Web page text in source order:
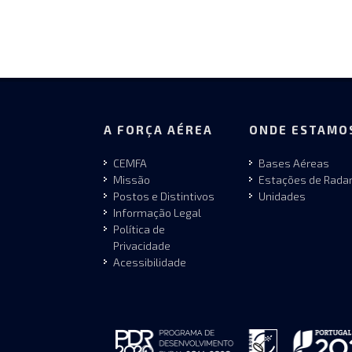
A FORÇA AÉREA
CEMFA
Missão
Postos e Distintivos
Informação Legal
Política de
Privacidade
Acessibilidade
ONDE
Bases Aéreas
Estações de Radar
Unidades